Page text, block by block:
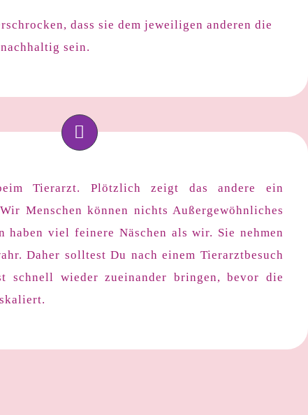
dass sie dem jeweiligen anderen die
sein.
Tierarzt. Plötzlich zeigt das andere ein
Menschen können nichts Außergewöhnliches
haben viel feinere Näschen als wir. Sie nehmen
Daher solltest Du nach einem Tierarztbesuch
schnell wieder zueinander bringen, bevor die